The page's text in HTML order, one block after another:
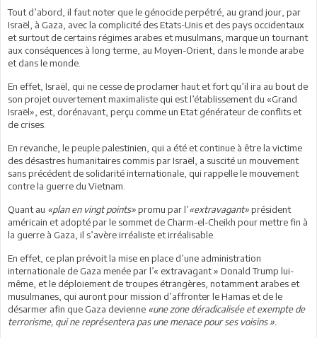
Tout d’abord, il faut noter que le génocide perpétré, au grand jour, par
Israël, à Gaza, avec la complicité des Etats-Unis et des pays occidentaux
et surtout de certains régimes arabes et musulmans, marque un tournant
aux conséquences à long terme, au Moyen-Orient, dans le monde arabe
et dans le monde.
En effet, Israël, qui ne cesse de proclamer haut et fort qu’il ira au bout de
son projet ouvertement maximaliste qui est l’établissement du «Grand
Israël», est, dorénavant, perçu comme un Etat générateur de conflits et
de crises.
En revanche, le peuple palestinien, qui a été et continue à être la victime
des désastres humanitaires commis par Israël, a suscité un mouvement
sans précédent de solidarité internationale, qui rappelle le mouvement
contre la guerre du Vietnam.
Quant au «plan en vingt points»promu par l’«extravagant»président
américain et adopté par le sommet de Charm-el-Cheikh pour mettre fin à
la guerre à Gaza, il s’avère irréaliste et irréalisable.
En effet, ce plan prévoit la mise en place d’une administration
internationale de Gaza menée par l’« extravagant » Donald Trump lui-
même, et le déploiement de troupes étrangères, notamment arabes et
musulmanes, qui auront pour mission d’affronter le Hamas et de le
désarmer afin que Gaza devienne «une zone déradicalisée et exempte de
terrorisme, qui ne représentera pas une menace pour ses voisins ».